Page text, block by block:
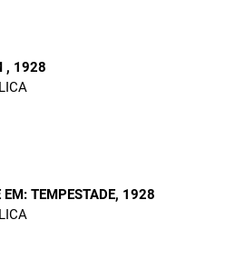
, 1928
TEMPESTADE, 1928